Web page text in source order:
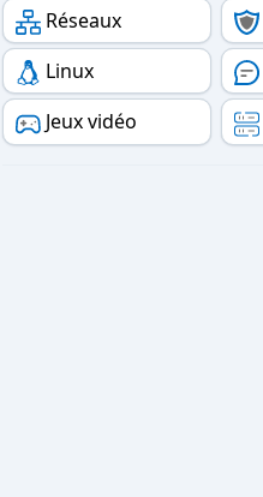
Réseaux
Linux
Jeux vidéo